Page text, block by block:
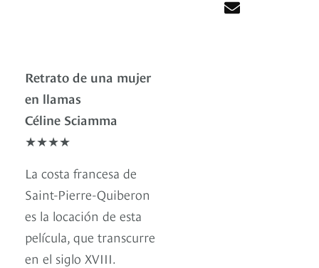
Retrato de una mujer
en llamas
Céline Sciamma
★★★★
La costa francesa de
Saint-Pierre-Quiberon
es la locación de esta
película, que transcurre
en el siglo XVIII.